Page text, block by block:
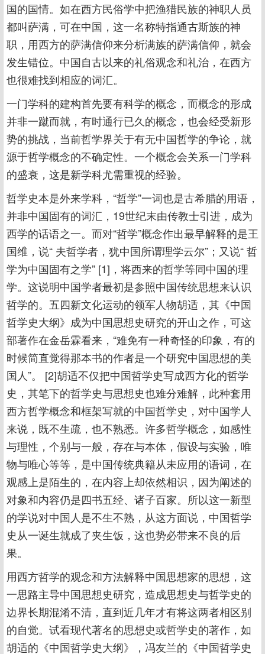
国的国情。如在西方民俗学中把渔猎民族的神职人员
都叫萨满，可在中国，这一名称特指通古斯族的神
职，用西方的萨满信仰来分析满族的萨满信仰，就会
发生错位。中国自古以来的礼俗观念和礼治，在西方
也很难找到相应的词汇。
一门学科的建构首先要有科学的概念，而概念的形成
并非一蹴而就，有时通行已久的概念，也会经受新形
势的挑战，当前哲学界关于有无中国哲学的争论，就
源于哲学概念的不确定性。一个概念会关系一门学科
的盛衰，这是新学科尤需重视的经验。
哲学史本是外来学科，“哲学”一词也是古希腊的用语，
并非中国固有的词汇，19世纪末由传教士引进，成为
西学的话语之一。而对“哲学”概念作出最早解释的是王
国维，说“ 夫哲学者，犹中国所谓理学云尔”；又说“ 哲
学为中国固有之学” [1]，将西来的哲学等同中国的理
学。这说明中国学者最初是参照中国传统思想来认识
哲学的。五四新文化运动的领军人物胡适，其《中国
哲学史大纲》成为中国思想史研究的开山之作，可这
部著作在金岳霖看来，“难免有一种奇怪的印象，有的
时候简直觉得那本书的作者是一个研究中国思想的美
国人”。 [2]胡适不仅把中国哲学史写成西方化的哲学
史，其笔下的哲学史与思想史也难分难解，此种套用
西方哲学概念和框架写就的中国哲学史，对中国学人
来说，既不生疏，也不熟悉。许多哲学概念，如感性
与理性，个别与一般，存在与本体，假设与实验，唯
物与唯心等等，是中国传统典籍从未应用的语词，在
观感上是陌生的，在内容上却依然相识，因为阐述的
对象和内容仍是四书五经、诸子百家。所以这一新型
的学说对中国人是不生不熟，从这方面说，中国哲学
史从一诞生就成了夹生饭，这也势必带来不良的后
果。
用西方哲学的观念和方法解释中国思想家的思想，这
一思路主导中国思想史研究，造成思想史与哲学史的
边界长期混淆不清，直到近几年才有将这两者相区别
的自觉。试看现代著名的思想史或哲学史的著作，如
胡适的《中国哲学史大纲》，冯友兰的《中国哲学史